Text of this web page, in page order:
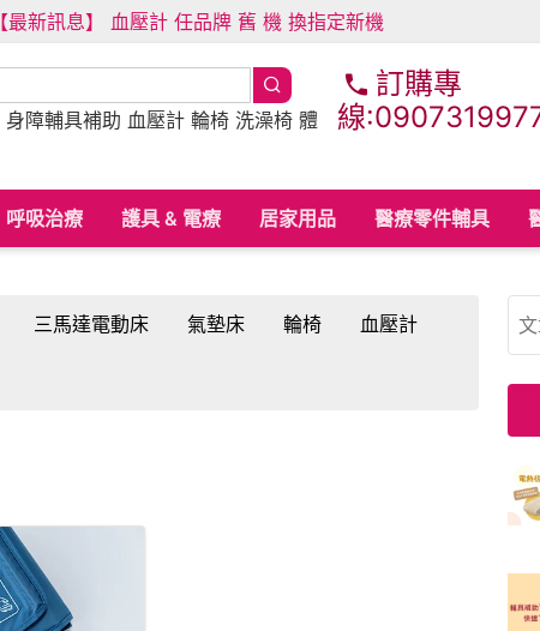
【最新訊息】 血壓計 任品牌 舊 機 換指定新機
身障輔具補助 血壓計 輪椅 洗澡椅 體
訂購專
線
呼吸治療 護具 & 電療 居家用品 醫療零件輔具
三馬達電動床 氣墊床 輪椅 血壓計